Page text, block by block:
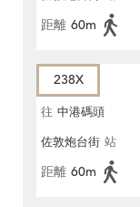
距離 60m
238X
往 中港碼頭
佐敦炮台街 站
距離 60m